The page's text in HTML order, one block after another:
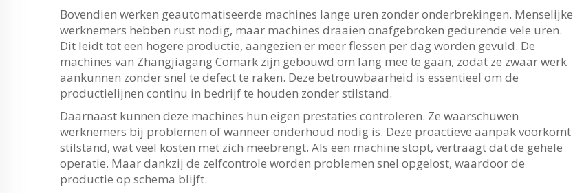
Bovendien werken geautomatiseerde machines lange uren zonder onderbrekingen. Menselijke
werknemers hebben rust nodig, maar machines draaien onafgebroken gedurende vele uren.
Dit leidt tot een hogere productie, aangezien er meer flessen per dag worden gevuld. De
machines van Zhangjiagang Comark zijn gebouwd om lang mee te gaan, zodat ze zwaar werk
aankunnen zonder snel te defect te raken. Deze betrouwbaarheid is essentieel om de
productielijnen continu in bedrijf te houden zonder stilstand.
Daarnaast kunnen deze machines hun eigen prestaties controleren. Ze waarschuwen
werknemers bij problemen of wanneer onderhoud nodig is. Deze proactieve aanpak voorkomt
stilstand, wat veel kosten met zich meebrengt. Als een machine stopt, vertraagt dat de gehele
operatie. Maar dankzij de zelfcontrole worden problemen snel opgelost, waardoor de
productie op schema blijft.